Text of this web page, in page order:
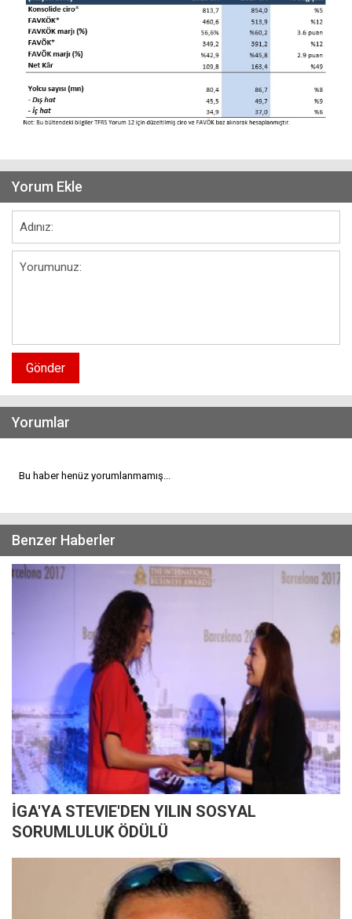
Yorum Ekle
Gönder
Yorumlar
Bu haber henüz yorumlanmamış...
Benzer Haberler
İGA'YA STEVIE'DEN YILIN SOSYAL
SORUMLULUK ÖDÜLÜ